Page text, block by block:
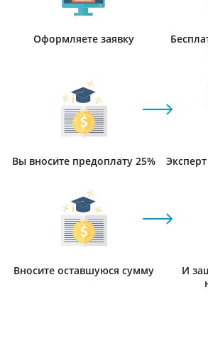
Оформляете заявку
Вы вносите предоплату 25%
Вносите оставшуюся сумму
И